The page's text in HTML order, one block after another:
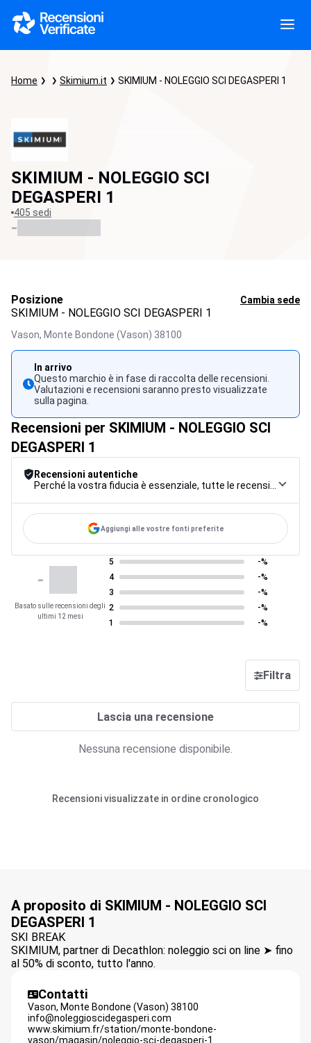
Home Skimium.it SKIMIUM - NOLEGGIO SCI DEGASPERI 1
SKIMIUM - NOLEGGIO SCI
DEGASPERI 1
405 sedi
-
Posizione Cambia sede
SKIMIUM - NOLEGGIO SCI DEGASPERI 1
Vason, Monte Bondone (Vason) 38100
In arrivo
Questo marchio è in fase di raccolta delle recensioni.
Valutazioni e recensioni saranno presto visualizzate
sulla pagina.
Recensioni per SKIMIUM - NOLEGGIO SCI
DEGASPERI 1
Recensioni autentiche
Aggiungi alle vostre fonti preferite
-
Basato sulle recensioni degli
ultimi 12 mesi
5
-%
4
-%
3
-%
2
-%
1
-%
Filtra
Lascia una recensione
Nessuna recensione disponibile.
Recensioni visualizzate in ordine cronologico
A proposito di SKIMIUM - NOLEGGIO SCI
DEGASPERI 1
SKI BREAK
SKIMIUM, partner di Decathlon: noleggio sci on line ➤ fino
al 50% di sconto, tutto l'anno.
Contatti
Vason, Monte Bondone (Vason) 38100
info@noleggioscidegasperi.com
www.skimium.fr/station/monte-bondone-
vason/magasin/noleggio-sci-degasperi-1